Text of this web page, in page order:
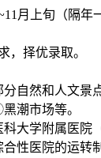
月上旬（隔年
，择优录取。
分自然和人文景
潮市场等。
大学附属医院
合性医院的运转